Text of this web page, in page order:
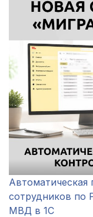
Автоматическая
сотрудников по
МВД в 1С